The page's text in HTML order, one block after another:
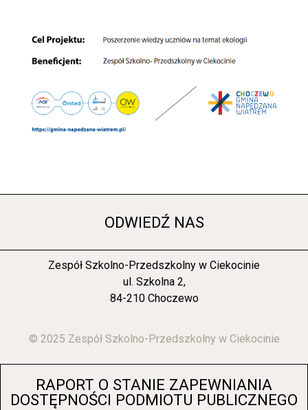
ODWIEDŹ NAS
Zespół Szkolno-Przedszkolny w Ciekocinie
ul. Szkolna 2,
84-210 Choczewo
© 2025 Zespół Szkolno-Przedszkolny w Ciekocinie
RAPORT O STANIE ZAPEWNIANIA
DOSTĘPNOŚCI PODMIOTU PUBLICZNEGO